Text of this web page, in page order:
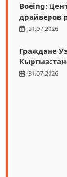
Boeing:
драйверов
31.07.2026
Граждане
31.07.2026